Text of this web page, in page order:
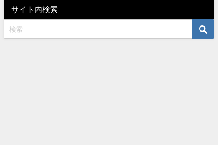
サイト内検索